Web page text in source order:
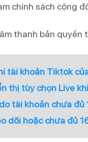
chính sách cộng
thanh bản quyền
tài khoản Tiktok
thị tùy chọn Live
tài khoản chưa đủ
dõi hoặc chưa đủ